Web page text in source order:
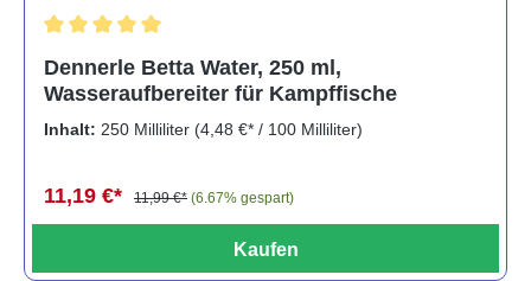
Dennerle Betta Water, 250 ml,
Wasseraufbereiter für Kampffische
Inhalt: 250 Milliliter (4,48 €* / 100 Milliliter)
11,19 €* 11,99 €* (6.67% gespart)
Kaufen